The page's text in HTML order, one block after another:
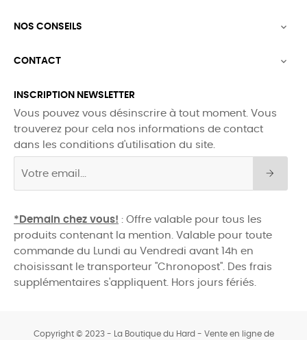
NOS CONSEILS 
CONTACT 
INSCRIPTION NEWSLETTER
Vous pouvez vous désinscrire à tout moment. Vous
trouverez pour cela nos informations de contact
dans les conditions d'utilisation du site.
*Demain chez vous! : Offre valable pour tous les
produits contenant la mention. Valable pour toute
commande du Lundi au Vendredi avant 14h en
choisissant le transporteur "Chronopost". Des frais
supplémentaires s'appliquent. Hors jours fériés.
Copyright © 2023 - La Boutique du Hard - Vente en ligne de